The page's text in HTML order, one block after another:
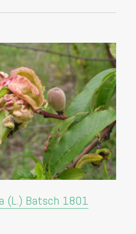
(L.) Batsch 1801